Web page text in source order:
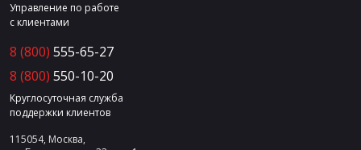
Управление по работе
с клиентами
8 (800) 555-65-27
8 (800) 550-10-20
Круглосуточная служба
поддержки клиентов
115054, Москва,